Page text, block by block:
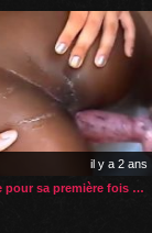
il y a 2 ans
Blackette aidée pour sa première fois avec un chien